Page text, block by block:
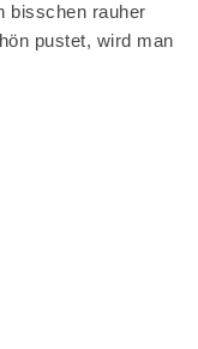
bisschen rauher
pustet, wird man